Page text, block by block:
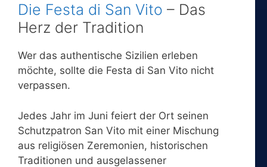
Die Festa di San Vito – Das
Herz der Tradition
Wer das authentische Sizilien erleben
möchte, sollte die Festa di San Vito nicht
verpassen.
Jedes Jahr im Juni feiert der Ort seinen
Schutzpatron San Vito mit einer Mischung
aus religiösen Zeremonien, historischen
Traditionen und ausgelassener